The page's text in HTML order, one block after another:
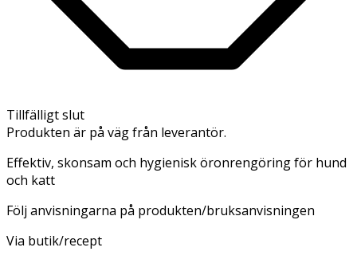
Tillfälligt slut
Produkten är på väg från leverantör.
Effektiv, skonsam och hygienisk öronrengöring för hund
och katt
Följ anvisningarna på produkten/bruksanvisningen
Via butik/recept